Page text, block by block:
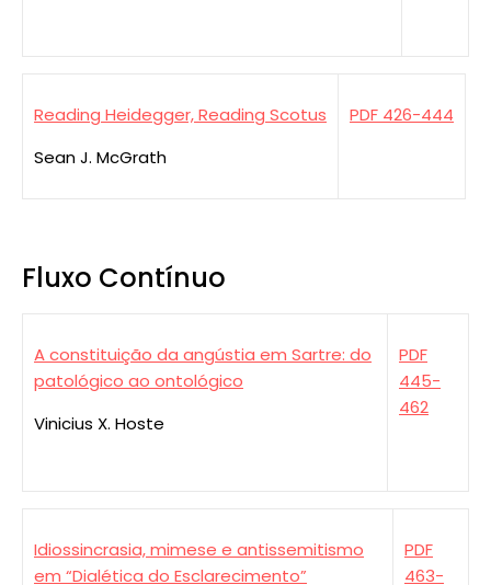
Reading Heidegger, Reading Scotus
Sean J. McGrath
PDF 426-444
Fluxo Contínuo
A constituição da angústia em Sartre: do
patológico ao ontológico
Vinicius X. Hoste
PDF
445-
462
Idiossincrasia, mimese e antissemitismo
em “Dialética do Esclarecimento”
PDF
463-